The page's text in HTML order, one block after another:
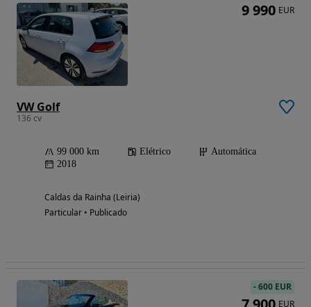
VW Golf
136 cv
99 000 km Elétrico
Automática
2018
Caldas da Rainha (Leiria)
Particular • Publicado
9 990 EUR
-600 EUR
EUR